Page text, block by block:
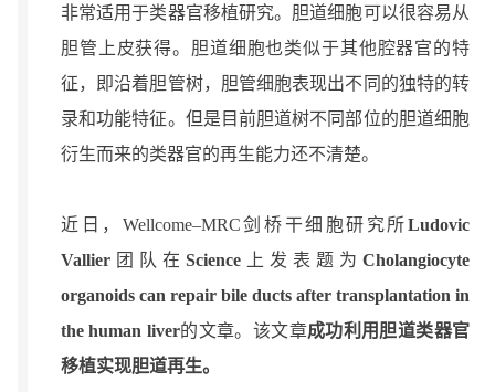
非常适用于类器官移植研究。胆道细胞可以很容易从
胆管上皮获得。胆道细胞也类似于其他腔器官的特
征，即沿着胆管树，胆管细胞表现出不同的独特的转
录和功能特征。但是目前胆道树不同部位的胆道细胞
衍生而来的类器官的再生能力还不清楚。
近日，Wellcome–MRC剑桥干细胞研究所Ludovic
Vallier团队在 Science 上发表题为Cholangiocyte
organoids can repair bile ducts after transplantation in
the human liver的文章。该文章成功利用胆道类器官
移植实现胆道再生。